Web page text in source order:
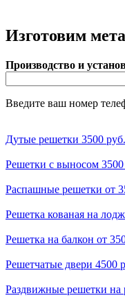
Изготовим
Производство и
Введите ваш номер
Дутые решетки 3500
Решетки с выносом
Распашные решетки от
Решетка кованая на
Решетка на балкон от
Решетчатые двери 4500
Раздвижные решетки на